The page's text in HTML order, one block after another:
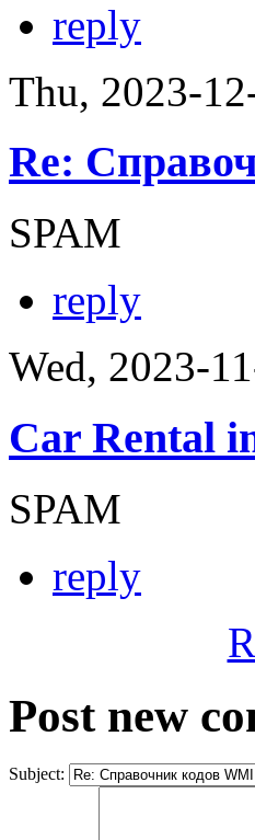
reply
Thu, 2023-
Re:
SPAM
reply
Wed, 2023-
Car Rental
SPAM
reply
Post new
Subject: